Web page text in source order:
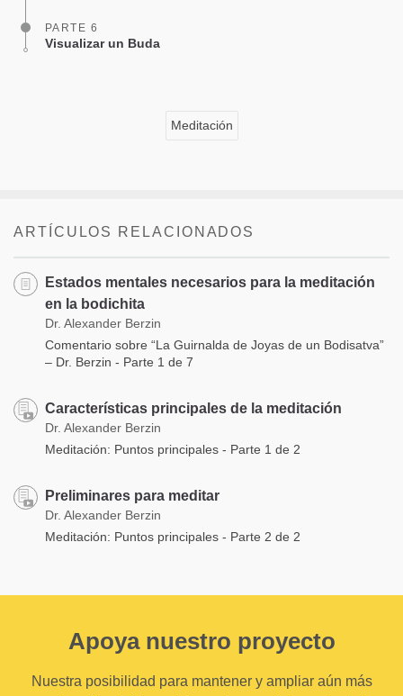
PARTE 6
Visualizar un Buda
Meditación
ARTÍCULOS RELACIONADOS
Estados mentales necesarios para la meditación
en la bodichita
Dr. Alexander Berzin
Comentario sobre “La Guirnalda de Joyas de un Bodisatva”
– Dr. Berzin - Parte 1 de 7
Características principales de la meditación
Dr. Alexander Berzin
Meditación: Puntos principales - Parte 1 de 2
Preliminares para meditar
Dr. Alexander Berzin
Meditación: Puntos principales - Parte 2 de 2
Apoya nuestro proyecto
Nuestra posibilidad para mantener y ampliar aún más